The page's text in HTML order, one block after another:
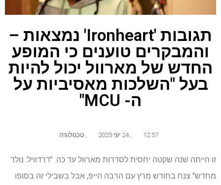
תגובות 'Ironheart' נמצאות –
והמבקרים טוענים כי המופע
החדש של מארוול יכול להיות
בעל "השלכות מאסיביות על
ה- MCU"
12:57 24 יוני 2025 טכנולוגיה
זו הייתה שנה שקטה יחסית לסדרות מארוול עד כה. "דרדוויל: נולד
מחדש" צנח בחודש מרץ עם הרבה הייפ, אבל בשבילי זה בסופו